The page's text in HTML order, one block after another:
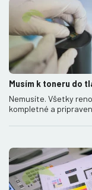
Musím k toneru do
Nemusíte. Všetky
kompletné a